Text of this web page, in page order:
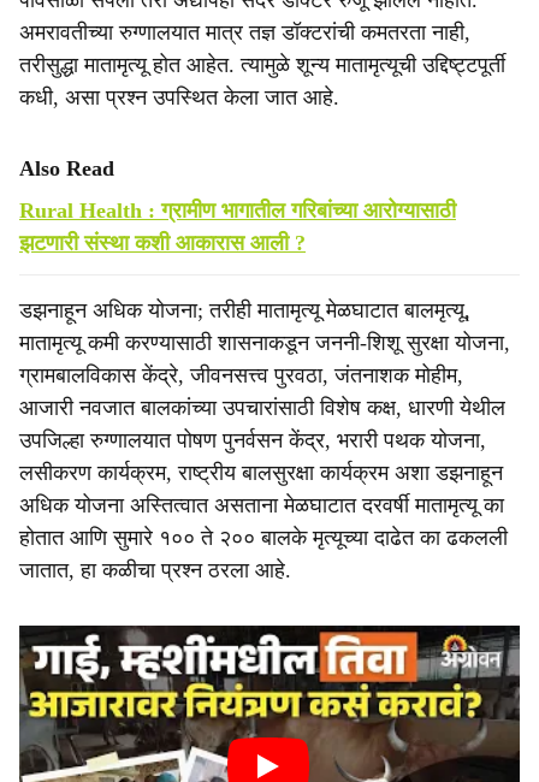
अमरावतीच्या रुग्णालयात मात्र तज्ञ डॉक्टरांची कमतरता नाही,
तरीसुद्धा मातामृत्यू होत आहेत. त्यामुळे शून्य मातामृत्यूची उद्दिष्ट्टपूर्ती
कधी, असा प्रश्न उपस्थित केला जात आहे.
Also Read
Rural Health : ग्रामीण भागातील गरिबांच्या आरोग्यासाठी
झटणारी संस्था कशी आकारास आली ?
डझनाहून अधिक योजना; तरीही मातामृत्यू मेळघाटात बालमृत्यू,
मातामृत्यू कमी करण्यासाठी शासनाकडून जननी-शिशू सुरक्षा योजना,
ग्रामबालविकास केंद्रे, जीवनसत्त्व पुरवठा, जंतनाशक मोहीम,
आजारी नवजात बालकांच्या उपचारांसाठी विशेष कक्ष, धारणी येथील
उपजिल्हा रुग्णालयात पोषण पुनर्वसन केंद्र, भरारी पथक योजना,
लसीकरण कार्यक्रम, राष्ट्रीय बालसुरक्षा कार्यक्रम अशा डझनाहून
अधिक योजना अस्तित्वात असताना मेळघाटात दरवर्षी मातामृत्यू का
होतात आणि सुमारे १०० ते २०० बालके मृत्यूच्या दाढेत का ढकलली
जातात, हा कळीचा प्रश्न ठरला आहे.